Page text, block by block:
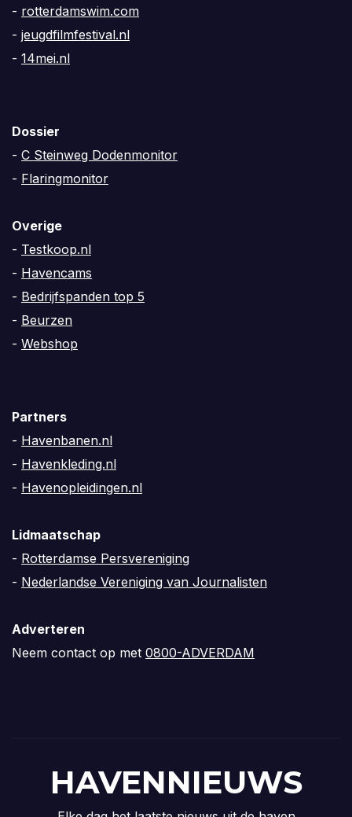
- rotterdamswim.com
- jeugdfilmfestival.nl
- 14mei.nl
Dossier
- C Steinweg Dodenmonitor
- Flaringmonitor
Overige
- Testkoop.nl
- Havencams
- Bedrijfspanden top 5
- Beurzen
- Webshop
Partners
- Havenbanen.nl
- Havenkleding.nl
- Havenopleidingen.nl
Lidmaatschap
- Rotterdamse Persvereniging
- Nederlandse Vereniging van Journalisten
Adverteren
Neem contact op met 0800-ADVERDAM
HAVENNIEUWS